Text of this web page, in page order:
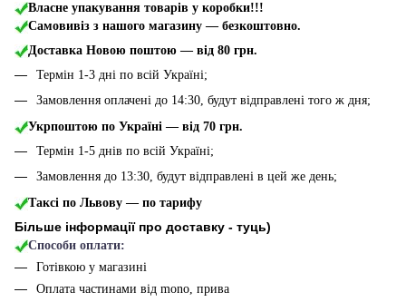
Власне упакування товарів у коробки!!!
Самовивіз з нашого магазину — безкоштовно.
Доставка Новою поштою — від 80 грн.
Термін 1-3 дні по всій Україні;
Замовлення оплачені до 14:30, будут відправлені того ж дня;
Укрпоштою по Україні — від 70 грн.
Термін 1-5 днів по всій Україні;
Замовлення до 13:30, будут відправлені в цей же день;
Таксі по Львову — по тарифу
Більше інформації про доставку - туць)
Способи оплати:
Готівкою у магазині
Оплата частинами від mono, прива